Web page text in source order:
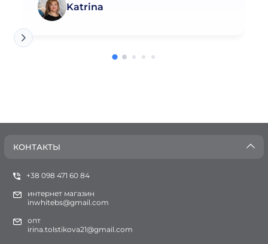
Katrina
КОНТАКТЫ
+38 098 471 60 84
интернет магазин
inwhitebs@gmail.com
опт
irina.tolstikova21@gmail.com